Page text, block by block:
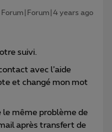
Forum|Forum|4 years ago
suivi.
avec l’aide
et changé mon mot
le même problème de
après transfert de